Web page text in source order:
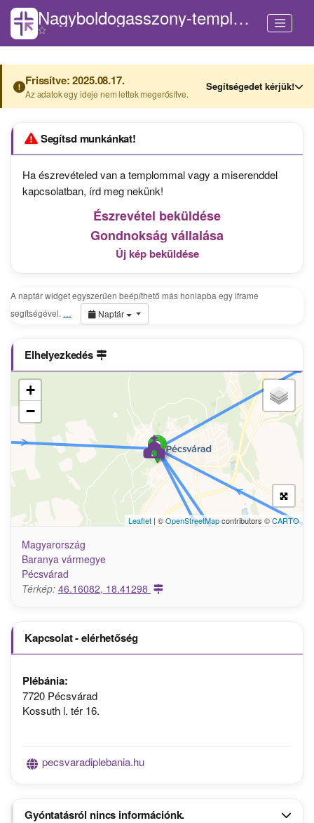
Nagyboldogasszony-templom (Pécsvárad)
Frissítve: 2025.08.17.
Az adatok egy ideje nem lettek megerősítve.
Segítségedet kérjük!
Segítsd munkánkat!
Ha észrevételed van a templommal vagy a miserenddel
kapcsolatban, írd meg nekünk!
Észrevétel beküldése
Gondnokság vállalása
Új kép beküldése
A naptár widget egyszerűen beépíthető más honlapba egy iframe
segítségével. … Naptár
Elhelyezkedés
+
−
Leaflet | ©OpenStreetMapcontributors ©CARTO
Magyarország
Baranya vármegye
Pécsvárad
Térkép: 46.16082, 18.41298
Kapcsolat - elérhetőség
Plébánia:
7720 Pécsvárad
Kossuth l. tér 16.
pecsvaradiplebania.hu
Gyóntatásról nincs információnk.